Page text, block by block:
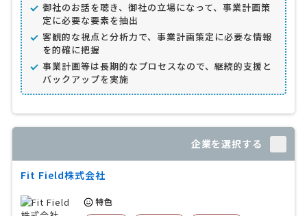
御社のお話を聴き、御社の立場になって、事業計画策
定に必要な要素を抽出
客観的な視点と分析力で、事業計画策定に必要な情報
を的確に把握
事業計画等は長期的なプロセスなので、継続的支援と
バックアップを実施
企業を選択する
Fit Field株式会社
特色